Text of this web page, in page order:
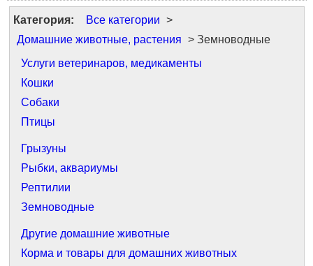
Категория: Все категории >
Домашние животные, растения > Земноводные
Услуги ветеринаров, медикаменты
Кошки
Собаки
Птицы
Грызуны
Рыбки, аквариумы
Рептилии
Земноводные
Другие домашние животные
Корма и товары для домашних животных